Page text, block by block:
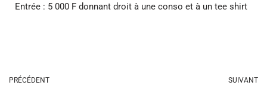
Entrée : 5 000 F donnant droit à une conso et à un tee shirt
PRÉCÉDENT SUIVANT